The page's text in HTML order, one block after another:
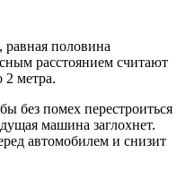
равная половина
расстоянием считают
метра.
без помех перестроиться
машина заглохнет.
автомобилем и снизит